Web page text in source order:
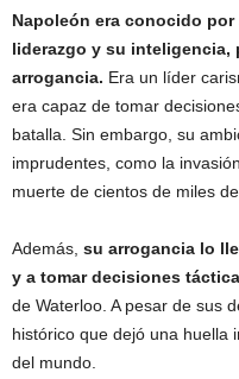
Napoleón era conocido
liderazgo y su inteligencia,
arrogancia. Era un líder
era capaz de tomar
batalla. Sin embargo, su
imprudentes, como la
muerte de cientos de miles
Además, su arrogancia lo
y a tomar decisiones
de Waterloo. A pesar de sus
histórico que dejó una huella
del mundo.